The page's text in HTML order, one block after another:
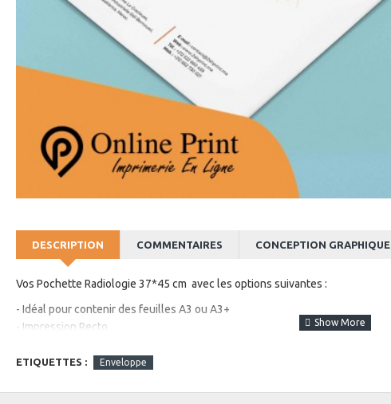
DESCRIPTION COMMENTAIRES CONCEPTION GRAPHIQUE
Vos Pochette Radiologie 37*45 cm avec les options suivantes :
- Idéal pour contenir des feuilles A3 ou A3+
- Impression Recto
ETIQUETTES : Enveloppe